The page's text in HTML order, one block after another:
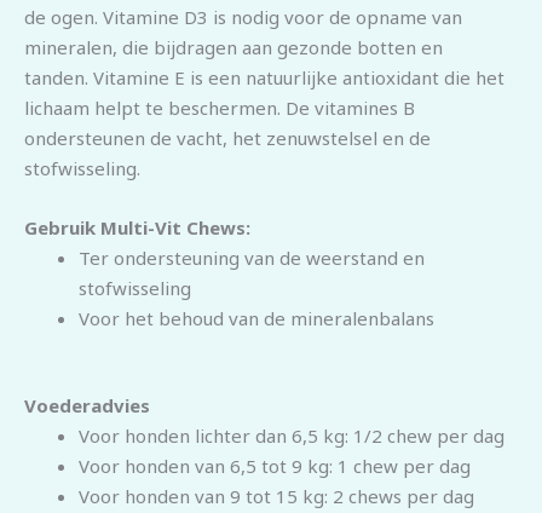
de ogen. Vitamine D3 is nodig voor de opname van
mineralen, die bijdragen aan gezonde botten en
tanden. Vitamine E is een natuurlijke antioxidant die het
lichaam helpt te beschermen. De vitamines B
ondersteunen de vacht, het zenuwstelsel en de
stofwisseling.
Gebruik Multi-Vit Chews:
Ter ondersteuning van de weerstand en
stofwisseling
Voor het behoud van de mineralenbalans
Voederadvies
Voor honden lichter dan 6,5 kg: 1/2 chew per dag
Voor honden van 6,5 tot 9 kg: 1 chew per dag
Voor honden van 9 tot 15 kg: 2 chews per dag